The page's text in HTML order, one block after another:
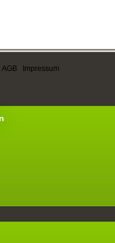
AGB Impressum